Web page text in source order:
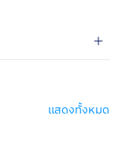
แสดงทั้งหมด